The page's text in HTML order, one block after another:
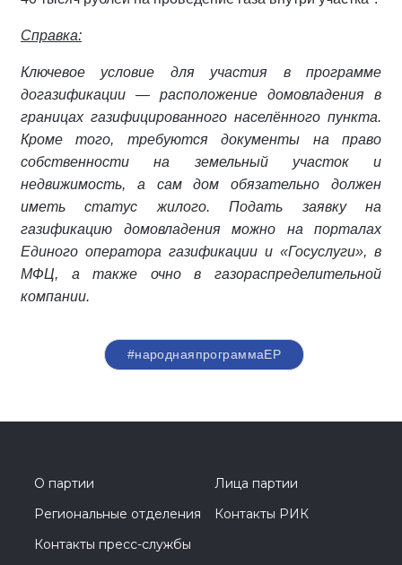
Справка:
Ключевое условие для участия в программе
догазификации — расположение домовладения в
границах газифицированного населённого пункта.
Кроме того, требуются документы на право
собственности на земельный участок и
недвижимость, а сам дом обязательно должен
иметь статус жилого.Подать заявку на
газификацию домовладения можно на порталах
Единого оператора газификации и «Госуслуги», в
МФЦ, а также очно в газораспределительной
компании.
#народнаяпрограммаЕР
О партии
Лица партии
Региональные отделения
Контакты РИК
Контакты пресс-службы